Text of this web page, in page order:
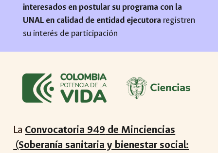
interesados en postular su programa con la
UNAL en calidad de entidad ejecutora registren
su interés de participación
La Convocatoria 949 de Minciencias
(Soberanía sanitaria y bienestar social: